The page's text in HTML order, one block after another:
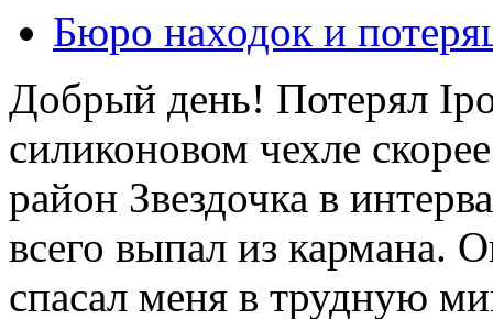
Бюро находок и
Добрый день! Потерял
силиконовом чехле
район Звездочка в
всего выпал из кармана.
спасал меня в трудную